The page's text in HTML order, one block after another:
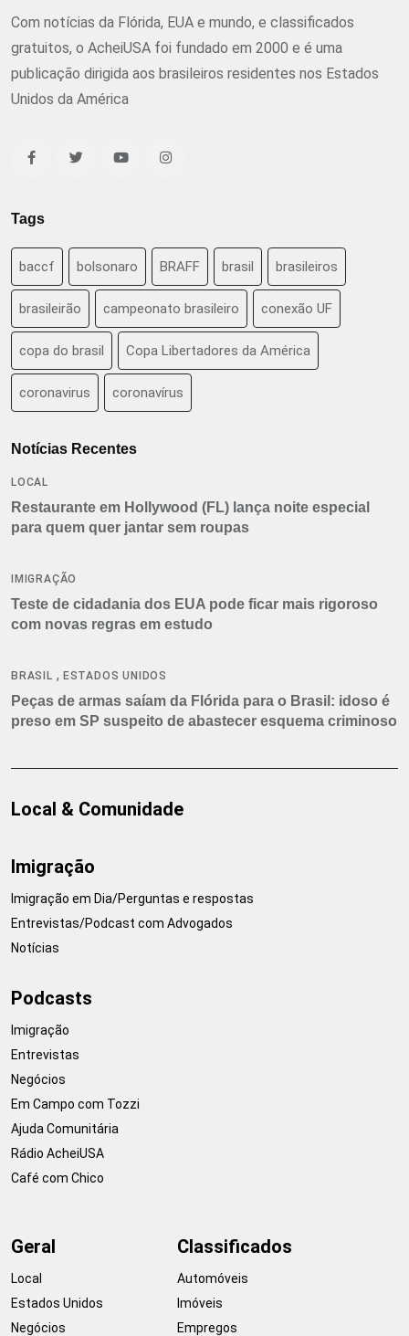
Com notícias da Flórida, EUA e mundo, e classificados
gratuitos, o AcheiUSA foi fundado em 2000 e é uma
publicação dirigida aos brasileiros residentes nos Estados
Unidos da América
Tags
baccf bolsonaro BRAFF brasil brasileiros
brasileirão campeonato brasileiro conexão UF
copa do brasil Copa Libertadores da América
coronavirus coronavírus
Notícias Recentes
LOCAL
Restaurante em Hollywood (FL) lança noite especial
para quem quer jantar sem roupas
IMIGRAÇÃO
Teste de cidadania dos EUA pode ficar mais rigoroso
com novas regras em estudo
BRASIL , ESTADOS UNIDOS
Peças de armas saíam da Flórida para o Brasil: idoso é
preso em SP suspeito de abastecer esquema criminoso
Local & Comunidade
Imigração
Imigração em Dia/Perguntas e respostas
Entrevistas/Podcast com Advogados
Notícias
Podcasts
Imigração
Entrevistas
Negócios
Em Campo com Tozzi
Ajuda Comunitária
Rádio AcheiUSA
Café com Chico
Geral
Local
Estados Unidos
Negócios
Classificados
Automóveis
Imóveis
Empregos